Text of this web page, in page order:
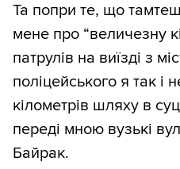
Та попри те, що
мене про “величезну
патрулів на виїзді з
поліцейського я так і
кілометрів шляху в
переді мною вузькі
Байрак.